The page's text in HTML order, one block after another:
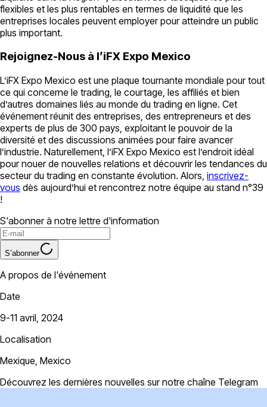
flexibles et les plus rentables en termes de liquidité que les
entreprises locales peuvent employer pour atteindre un public
plus important.
Rejoignez-Nous à l’iFX Expo Mexico
L’iFX Expo Mexico est une plaque tournante mondiale pour tout
ce qui concerne le trading, le courtage, les affiliés et bien
d’autres domaines liés au monde du trading en ligne. Cet
événement réunit des entreprises, des entrepreneurs et des
experts de plus de 300 pays, exploitant le pouvoir de la
diversité et des discussions animées pour faire avancer
l’industrie. Naturellement, l’iFX Expo Mexico est l’endroit idéal
pour nouer de nouvelles relations et découvrir les tendances du
secteur du trading en constante évolution. Alors, inscrivez-
vous dès aujourd’hui et rencontrez notre équipe au stand n°39
!
S'abonner à notre lettre d'information
S’abonner
A propos de l'événement
Date
9-11 avril, 2024
Localisation
Mexique, Mexico
Découvrez les dernières nouvelles sur notre chaîne Telegram